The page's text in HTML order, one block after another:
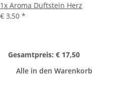
1x Aroma Duftstein Herz
€ 3,50 *
Gesamtpreis: € 17,50
Alle in den Warenkorb